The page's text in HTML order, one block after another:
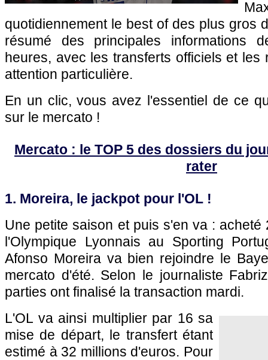
quotidiennement le best of des plus gros
résumé des principales informations
heures, avec les transferts officiels et les
attention particulière.
En un clic, vous avez l'essentiel de ce
sur le mercato !
Mercato : le TOP 5 des dossiers du
rater
1. Moreira, le jackpot pour l'OL !
Une petite saison et puis s'en va : acheté
l'Olympique Lyonnais au Sporting
Afonso Moreira va bien rejoindre le
mercato d'été. Selon le journaliste
parties ont finalisé la transaction mardi.
L'OL va ainsi multiplier par 16 sa
mise de départ, le transfert étant
estimé à 32 millions d'euros. Pour